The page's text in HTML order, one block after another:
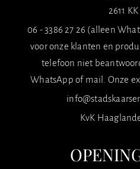
2611
06 - 3386 27 26 (alleen
voor onze klanten en
telefoon niet
WhatsApp of mail. Onze
KvK